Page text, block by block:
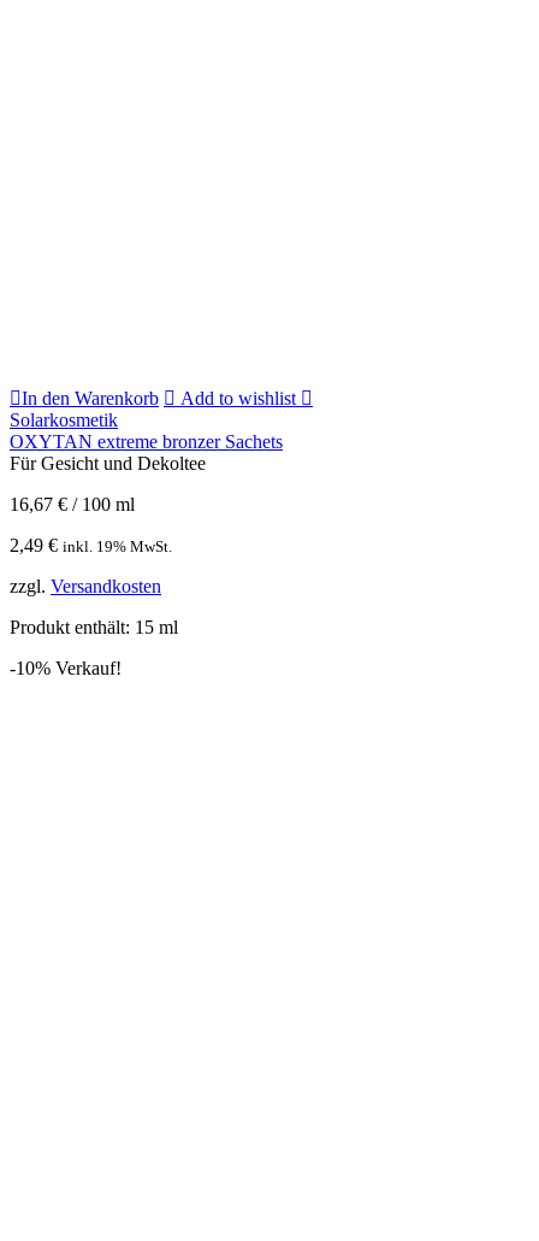
In den Warenkorb
Add to wishlist
Solarkosmetik
OXYTAN extreme bronzer Sachets
Für Gesicht und Dekoltee
16,67 € / 100 ml
2,49 € inkl. 19% MwSt.
zzgl. Versandkosten
Produkt enthält: 15 ml
-10% Verkauf!